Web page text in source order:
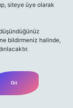
siteye üye olarak
bildirmeniz halinde,